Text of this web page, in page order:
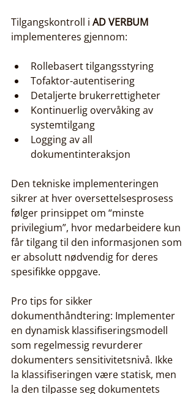
Tilgangskontroll i AD VERBUM
implementeres gjennom:
Rollebasert tilgangsstyring
Tofaktor-autentisering
Detaljerte brukerrettigheter
Kontinuerlig overvåking av
systemtilgang
Logging av all
dokumentinteraksjon
Den tekniske implementeringen
sikrer at hver oversettelsesprosess
følger prinsippet om “minste
privilegium”, hvor medarbeidere kun
får tilgang til den informasjonen som
er absolutt nødvendig for deres
spesifikke oppgave.
Pro tips for sikker
dokumenthåndtering: Implementer
en dynamisk klassifiseringsmodell
som regelmessig revurderer
dokumenters sensitivitetsnivå. Ikke
la klassifiseringen være statisk, men
la den tilpasse seg dokumentets